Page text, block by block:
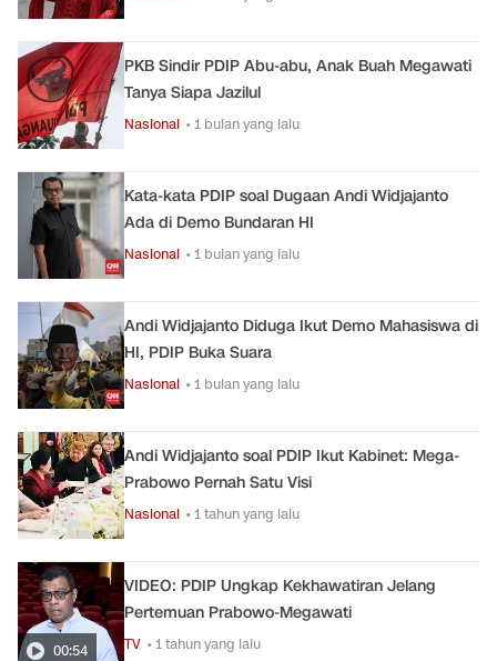
PKB Sindir PDIP Abu-abu, Anak Buah Megawati
Tanya Siapa Jazilul
Nasional • 1 bulan yang lalu
Kata-kata PDIP soal Dugaan Andi Widjajanto
Ada di Demo Bundaran HI
Nasional • 1 bulan yang lalu
Andi Widjajanto Diduga Ikut Demo Mahasiswa di
HI, PDIP Buka Suara
Nasional • 1 bulan yang lalu
Andi Widjajanto soal PDIP Ikut Kabinet: Mega-
Prabowo Pernah Satu Visi
Nasional • 1 tahun yang lalu
00:54
VIDEO: PDIP Ungkap Kekhawatiran Jelang
Pertemuan Prabowo-Megawati
TV • 1 tahun yang lalu